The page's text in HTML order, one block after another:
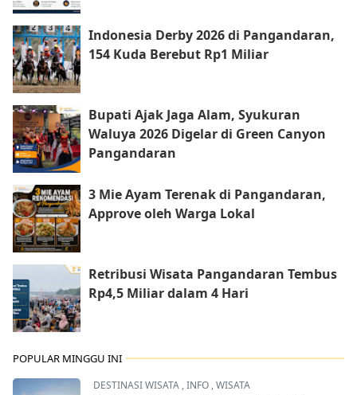
Indonesia Derby 2026 di Pangandaran,
154 Kuda Berebut Rp1 Miliar
Bupati Ajak Jaga Alam, Syukuran
Waluya 2026 Digelar di Green Canyon
Pangandaran
3 Mie Ayam Terenak di Pangandaran,
Approve oleh Warga Lokal
Retribusi Wisata Pangandaran Tembus
Rp4,5 Miliar dalam 4 Hari
POPULAR MINGGU INI
DESTINASI WISATA,INFO,WISATA